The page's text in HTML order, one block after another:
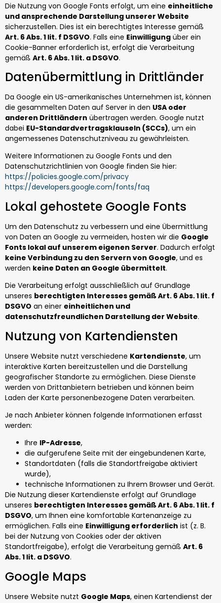
Die Nutzung von Google Fonts erfolgt, um eine einheitliche
und ansprechende Darstellung unserer Website
sicherzustellen. Dies ist ein berechtigtes Interesse gemäß
Art. 6 Abs. 1 lit. f DSGVO. Falls eine Einwilligung über ein
Cookie-Banner erforderlich ist, erfolgt die Verarbeitung
gemäß Art. 6 Abs. 1 lit. a DSGVO.
Datenübermittlung in Drittländer
Da Google ein US-amerikanisches Unternehmen ist, können
die gesammelten Daten auf Server in den USA oder
anderen Drittländern übertragen werden. Google nutzt
dabei EU-Standardvertragsklauseln (SCCs), um ein
angemessenes Datenschutzniveau zu gewährleisten.
Weitere Informationen zu Google Fonts und den
Datenschutzrichtlinien von Google finden Sie hier:
https://policies.google.com/privacy
https://developers.google.com/fonts/faq
Lokal gehostete Google Fonts
Um den Datenschutz zu verbessern und eine Übermittlung
von Daten an Google zu vermeiden, hosten wir die Google
Fonts lokal auf unserem eigenen Server. Dadurch erfolgt
keine Verbindung zu den Servern von Google, und es
werden keine Daten an Google übermittelt.
Die Verarbeitung erfolgt ausschließlich auf Grundlage
unseres berechtigten Interesses gemäß Art. 6 Abs. 1 lit. f
DSGVO an einer einheitlichen und
datenschutzfreundlichen Darstellung der Website.
Nutzung von Kartendiensten
Unsere Website nutzt verschiedene Kartendienste, um
interaktive Karten bereitzustellen und die Darstellung
geografischer Standorte zu ermöglichen. Diese Dienste
werden von Drittanbietern betrieben und können beim
Laden der Karte personenbezogene Daten verarbeiten.
Je nach Anbieter können folgende Informationen erfasst
werden:
Ihre IP-Adresse,
die aufgerufene Seite mit der eingebundenen Karte,
Standortdaten (falls die Standortfreigabe aktiviert
wurde),
technische Informationen zu Ihrem Browser und Gerät.
Die Nutzung dieser Kartendienste erfolgt auf Grundlage
unseres berechtigten Interesses gemäß Art. 6 Abs. 1 lit. f
DSGVO, um Ihnen eine komfortable Kartenanzeige zu
ermöglichen. Falls eine Einwilligung erforderlich ist (z. B.
bei der Nutzung von Cookies oder der aktiven
Standortfreigabe), erfolgt die Verarbeitung gemäß Art. 6
Abs. 1 lit. a DSGVO.
Google Maps
Unsere Website nutzt Google Maps, einen Kartendienst der